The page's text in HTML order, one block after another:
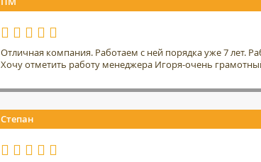
Отличная компания. Работаем с ней порядка уже 7 лет.
Хочу отметить работу менеджера Игоря-очень
Степан